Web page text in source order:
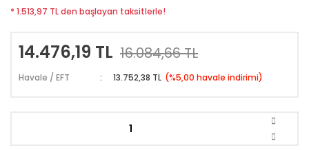
* 1.513,97 TL den başlayan taksitlerle!
14.476,19 TL 16.084,66 TL
Havale / EFT 13.752,38 TL (%5,00 havale indirimi)